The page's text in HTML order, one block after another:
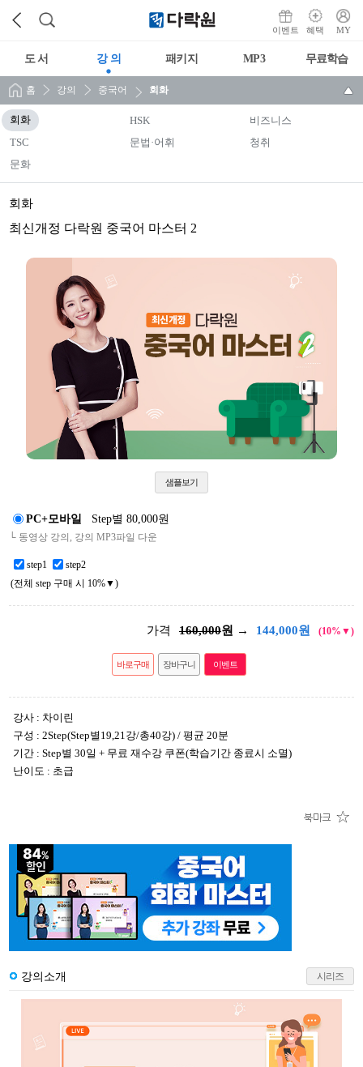
이벤트 혜택 MY
도 서 강 의 패키지 MP3 무료학습
홈 강의 중국어 회화
회화 HSK
비즈니스
TSC
문법·어휘
청취
문화
회화
최신개정 다락원 중국어 마스터 2
샘플보기
PC+모바일 Step별 80,000원
└ 동영상 강의, 강의 MP3파일 다운
step1
step2
(전체 step 구매 시 10%▼)
가격 160,000원 → 144,000원 (10%▼)
바로구매 장바구니 이벤트
강사 : 차이린
구성 : 2Step(Step별19,21강/총40강) / 평균 20분
기간 : Step별 30일 + 무료 재수강 쿠폰(학습기간 종료시 소멸)
난이도 : 초급
강의소개 시리즈